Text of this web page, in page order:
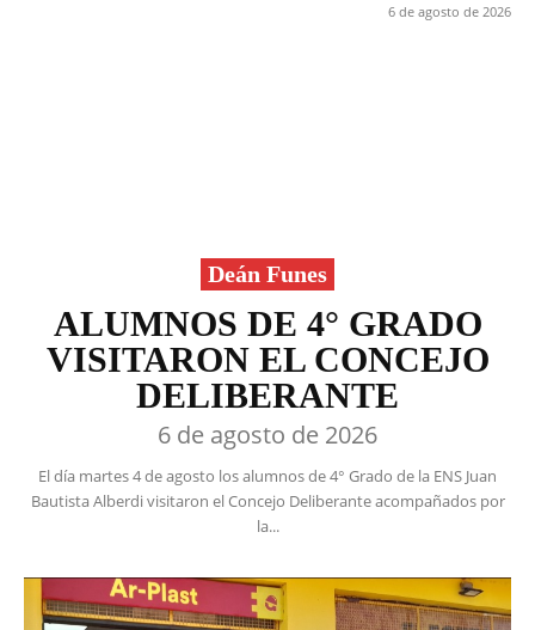
6 de agosto de 2026
Deán Funes
ALUMNOS DE 4° GRADO
VISITARON EL CONCEJO
DELIBERANTE
6 de agosto de 2026
El día martes 4 de agosto los alumnos de 4° Grado de la ENS Juan
Bautista Alberdi visitaron el Concejo Deliberante acompañados por
la...